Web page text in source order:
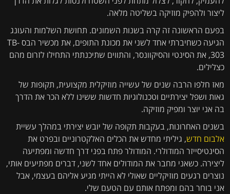
ליצור ולהפיק מוזיקה בשליטה מלאה.
בפעם הראשונה זה קרה בשנות השמונים. תחושת השלמות והעונג
הגיעה כשחיברתי אחד לשני את מכונת התופים, את מכשיר הבס TB-
303, את הסינטי והסיקוונסר, והתווים שתיכנתתי התחילו לזרום מהם
כצלילים.
מאז חלפו הרבה שנים של עשייה מוזיקלית מקצועית, תקופות של
גאות ושפל יצירתיים וטכנולוגיות חדשות ששינו ללא הכר את הדרך
בה אני יוצר ומפיק מוזיקה.
בשנים האחרונות, בעקבות תקופה של יובש יצירתי במהלך עשיית
אלבום חדש, גיליתי מחדש את הכלים האלקטרוניים ובפרט את
הסינטיסייזר המודולרי. המודולר פתח בפני דרך חדשה ומפתיעה
ליצירה. כשאני מחבר את המודולים אחד לשני, דברים מפתיעים אותי,
נוצרים רגעים מוזיקליים שאולי לא הייתי מגיע אליהם בעצמי, אבל
אני בוחר בהם ומפתח אותם עם הטעם שלי.